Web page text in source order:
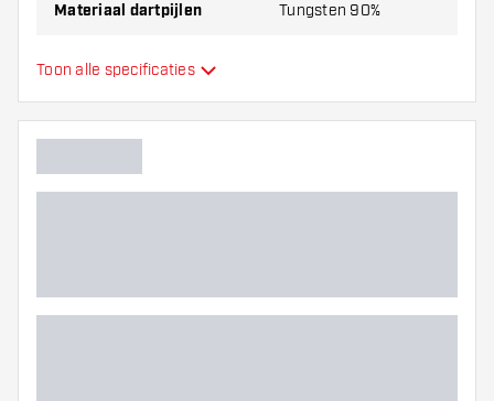
Materiaal dartpijlen Tungsten 90%
Barrel neus grip
Dart speler
Barrel vorm
Toon alle specificaties